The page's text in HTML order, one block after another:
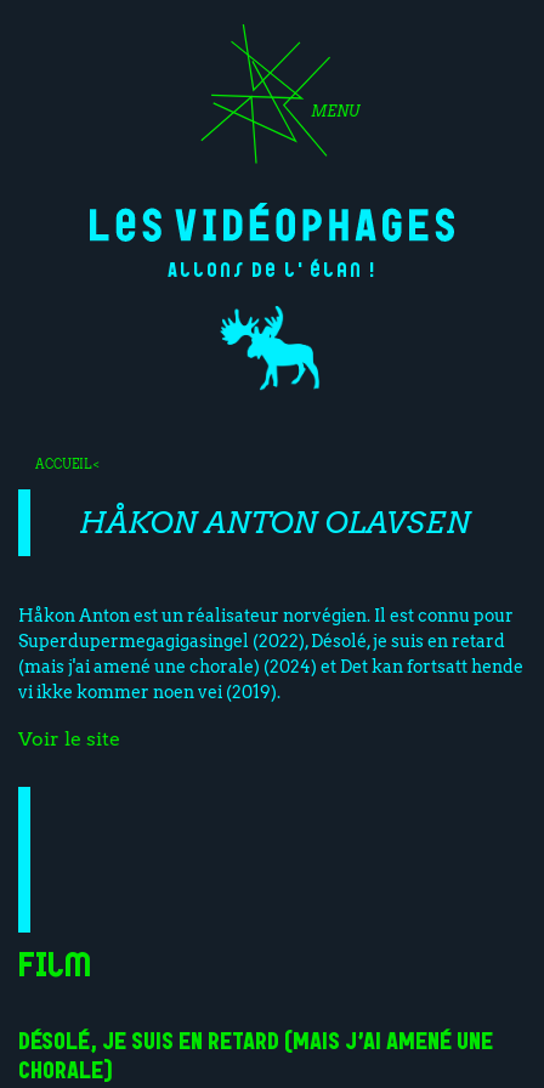
MENU
Allons de l'élan !
ACCUEIL<
HÅKON ANTON OLAVSEN
Håkon Anton est un réalisateur norvégien. Il est connu pour
Superdupermegagigasingel (2022), Désolé, je suis en retard
(mais j'ai amené une chorale) (2024) et Det kan fortsatt hende
vi ikke kommer noen vei (2019).
Voir le site
Film
DÉSOLÉ, JE SUIS EN RETARD (MAIS J’AI AMENÉ UNE
CHORALE)